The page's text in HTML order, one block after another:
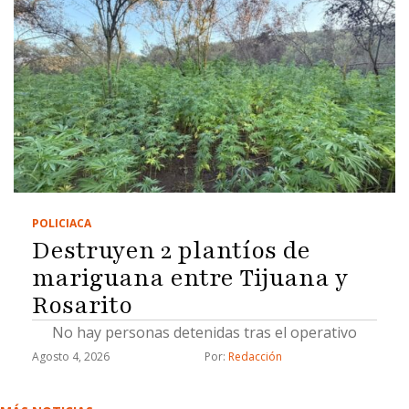
POLICIACA
Destruyen 2 plantíos de
mariguana entre Tijuana y
Rosarito
No hay personas detenidas tras el operativo
Agosto 4, 2026 Por: Redacción